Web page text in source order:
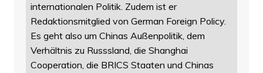
internationalen Politik. Zudem ist er
Redaktionsmitglied von German Foreign Policy.
Es geht also um Chinas Außenpolitik, dem
Verhältnis zu Russsland, die Shanghai
Cooperation, die BRICS Staaten und Chinas